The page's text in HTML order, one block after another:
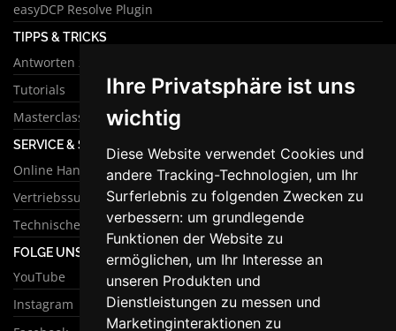
Ihre Privatsphäre ist uns
wichtig
Diese Website verwendet Cookies und
andere Tracking-Technologien, um Ihr
Surferlebnis zu folgenden Zwecken zu
verbessern: um grundlegende
Funktionen der Website zu
ermöglichen, um Ihr Interesse an
unseren Produkten und
Dienstleistungen zu messen und
Marketinginteraktionen zu
easyDCP Resolve Plugin
TIPPS & TRICKS
Antworten zu häufigen Fragen
Tutorials
Masterclass
SERVICE & SUPPORT
Online Handbuch
Vertriebssupport
Technischer Support
FOLGE UNS
YouTube
Instagram